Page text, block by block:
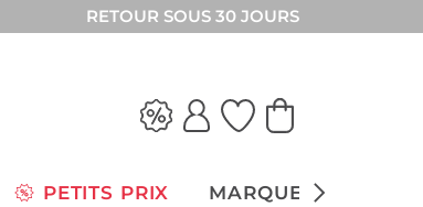
RETOUR SOUS 30 JOURS
PETITS PRIX MARQUES